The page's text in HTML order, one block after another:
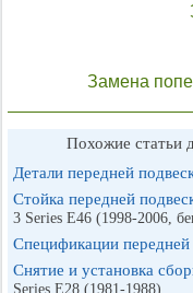
Замена
Похожие статьи
Детали передней
Стойка передней
3 Series E46 (1998-2006,
Спецификации передней
Снятие и установка
Series E28 (1981-1988)